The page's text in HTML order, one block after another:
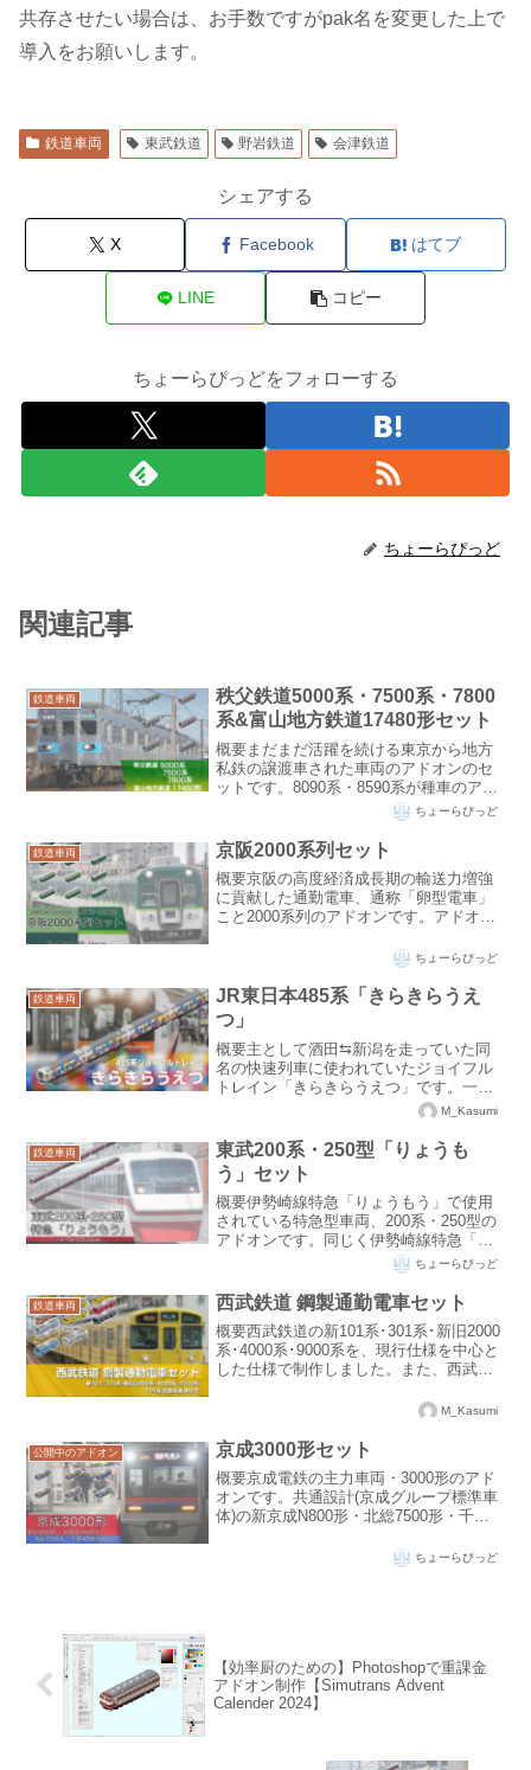
共存させたい場合は、お手数ですがpak名を変更した上で
導入をお願いします。
鉄道車両 東武鉄道 野岩鉄道 会津鉄道
シェアする
X Facebook はてブ
LINE コピー
ちょーらぴっどをフォローする
ちょーらぴっど
関連記事
鉄道車両
秩父鉄道5000系・7500系・7800
系&富山地方鉄道17480形セット
概要まだまだ活躍を続ける東京から地方
私鉄の譲渡車された車両のアドオンのセ
ットです。8090系・8590系が種車のアド
オンは拙作「東急8090系・8590系セッ
ト」とは方向が逆なので注意してくださ
い。ダウンロードリンクDownloadライセ
ン...
ちょーらぴっど
鉄道車両 京阪2000系列セット
概要京阪の高度経済成長期の輸送力増強
に貢献した通勤電車、通称「卵型電車」
こと2000系列のアドオンです。アドオン
使用しています。こちらのアドオンが正
常に動作するためには、本体のバージョ
ンが120.2以...
ちょーらぴっど
鉄道車両
JR東日本485系「きらきらうえ
つ」
概要主として酒田⇆新潟を走っていた同
名の快速列車に使われていたジョイフル
トレイン「きらきらうえつ」です。一等
旅客用・二等旅客用をご用意していま
す。こちらのアドオンが正常に動作する
ためには、本体のバージョンが120.2以上
である必要があります...
M_Kasumi
鉄道車両
東武200系・250型「りょうも
う」セット
概要伊勢崎線特急「りょうもう」で使用
されている特急型車両、200系・250型の
アドオンです。同じく伊勢崎線特急「リ
バティりょうもう」で使用されている500
系は、こちらからダウンロードできま
す。ダウンロードリンクDownloadライセ
ンスその...
ちょーらぴっど
鉄道車両 西武鉄道 鋼製通勤電車セット
概要西武鉄道の新101系･301系･新旧2000
系･4000系･9000系を、現行仕様を中心と
した仕様で制作しました。また、西武鉄
送っている元101系の仲間を簡単に作るこ
M_Kasumi
公開中のアドオン 京成3000形セット
概要京成電鉄の主力車両・3000形のアド
オンです。共通設計(京成グループ標準車
体)の新京成N800形・北総7500形・千葉
す。ダウンロードリンクDownloadライセ
ンスその他このアドオンはきたきゅー...
ちょーらぴっど
【効率厨のための】Photoshopで重課金
アドオン制作【Simutrans Advent
Calender 2024】